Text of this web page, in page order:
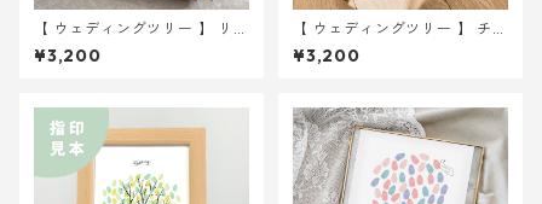
【 ウェディングツリー 】 リー
ス A4サイズ 用紙のみ ｜ 結婚
式 ウェディング
¥3,200
【 ウェディングツリー 】 チュ
ーリップ A4サイズ 用紙のみ
｜ 結婚式 ウェディング
¥3,200